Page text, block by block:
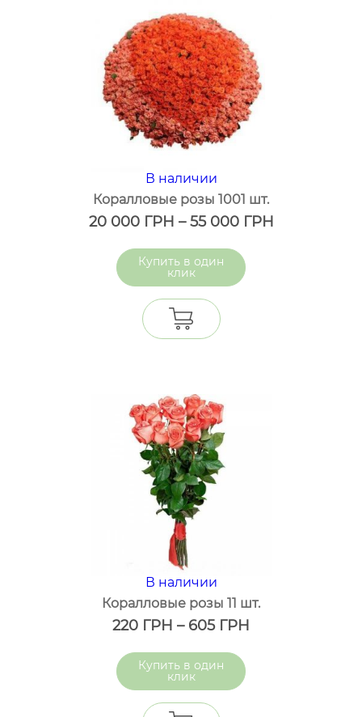
В наличии
Коралловые розы 1001 шт.
20 000 ГРН –55 000 ГРН
один
клик
В наличии
Коралловые розы 11 шт.
220 ГРН – 605 ГРН
один
клик